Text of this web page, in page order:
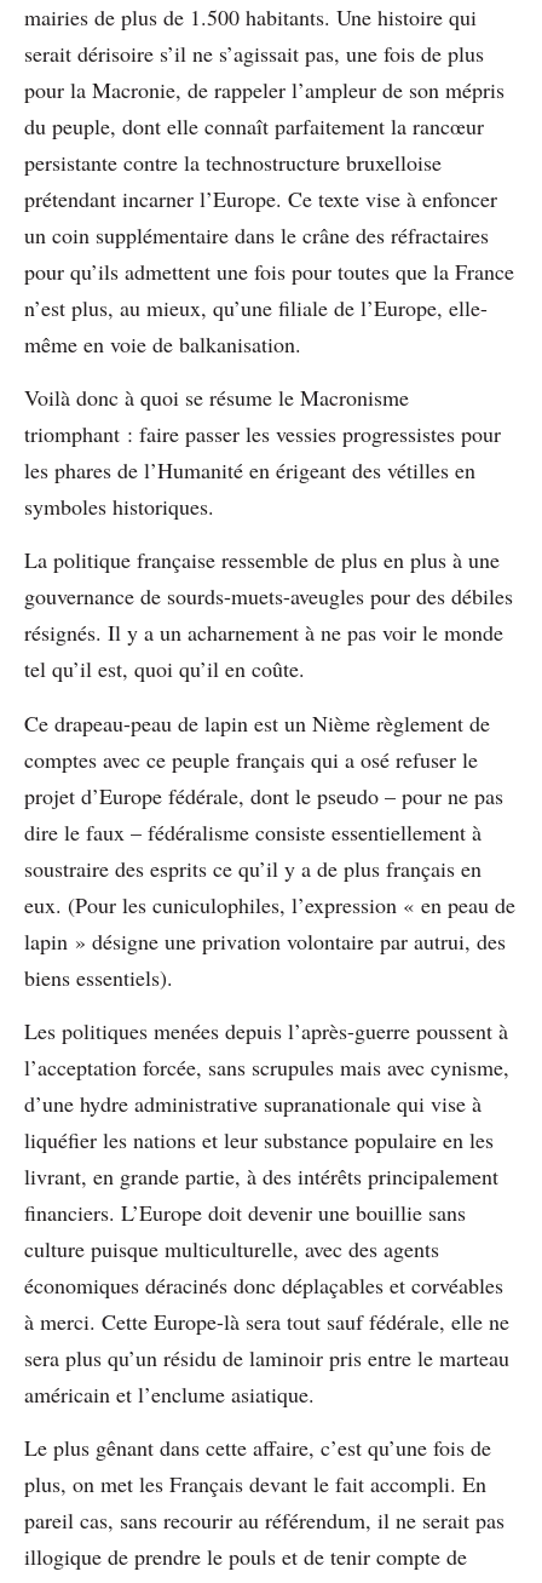
mairies de plus de 1.500 habitants. Une histoire qui
serait dérisoire s’il ne s’agissait pas, une fois de plus
pour la Macronie, de rappeler l’ampleur de son mépris
du peuple, dont elle connaît parfaitement la rancœur
persistante contre la technostructure bruxelloise
prétendant incarner l’Europe. Ce texte vise à enfoncer
un coin supplémentaire dans le crâne des réfractaires
pour qu’ils admettent une fois pour toutes que la France
n’est plus, au mieux, qu’une filiale de l’Europe, elle-
même en voie de balkanisation.
Voilà donc à quoi se résume le Macronisme
triomphant : faire passer les vessies progressistes pour
les phares de l’Humanité en érigeant des vétilles en
symboles historiques.
La politique française ressemble de plus en plus à une
gouvernance de sourds-muets-aveugles pour des débiles
résignés. Il y a un acharnement à ne pas voir le monde
tel qu’il est, quoi qu’il en coûte.
Ce drapeau-peau de lapin est un Nième règlement de
comptes avec ce peuple français qui a osé refuser le
projet d’Europe fédérale, dont le pseudo – pour ne pas
dire le faux – fédéralisme consiste essentiellement à
soustraire des esprits ce qu’il y a de plus français en
eux. (Pour les cuniculophiles, l’expression « en peau de
lapin » désigne une privation volontaire par autrui, des
biens essentiels).
Les politiques menées depuis l’après-guerre poussent à
l’acceptation forcée, sans scrupules mais avec cynisme,
d’une hydre administrative supranationale qui vise à
liquéfier les nations et leur substance populaire en les
livrant, en grande partie, à des intérêts principalement
financiers. L’Europe doit devenir une bouillie sans
culture puisque multiculturelle, avec des agents
économiques déracinés donc déplaçables et corvéables
à merci. Cette Europe-là sera tout sauf fédérale, elle ne
sera plus qu’un résidu de laminoir pris entre le marteau
américain et l’enclume asiatique.
Le plus gênant dans cette affaire, c’est qu’une fois de
plus, on met les Français devant le fait accompli. En
pareil cas, sans recourir au référendum, il ne serait pas
illogique de prendre le pouls et de tenir compte de